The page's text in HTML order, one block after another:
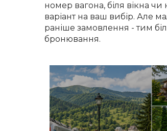
номер вагона, біля вікна чи
варіант на ваш вибір. Але
раніше замовлення - тим
бронювання.